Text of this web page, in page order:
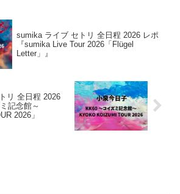
sumika ライブ セトリ 全日程 2026 レポ
『sumika Live Tour 2026「Flügel
Letter」』
リ 全日程 2026
記念館～
2026」